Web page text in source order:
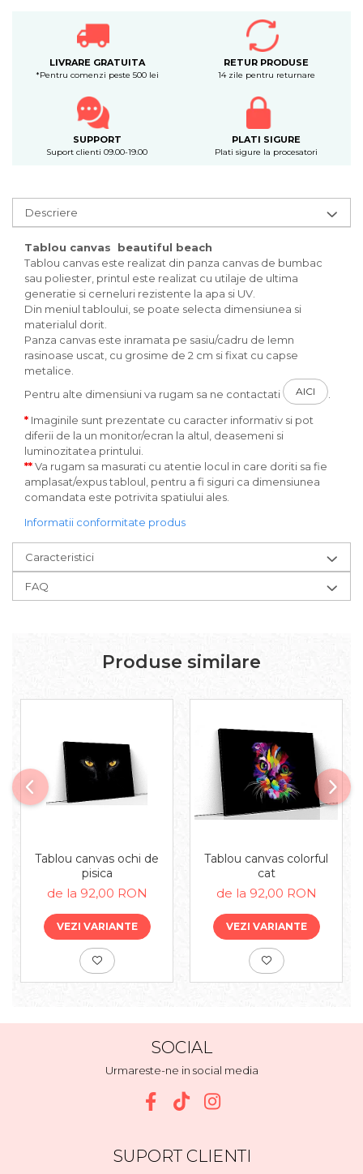
LIVRARE GRATUITA
*Pentru comenzi peste 500 lei
RETUR PRODUSE
14 zile pentru returnare
SUPPORT
Suport clienti 09.00-19.00
PLATI SIGURE
Plati sigure la procesatori
Descriere
Tablou canvas beautiful beach
Tablou canvas este realizat din panza canvas de bumbac
sau poliester, printul este realizat cu utilaje de ultima
generatie si cerneluri rezistente la apa si UV.
Din meniul tabloului, se poate selecta dimensiunea si
materialul dorit.
Panza canvas este inramata pe sasiu/cadru de lemn
rasinoase uscat, cu grosime de 2 cm si fixat cu capse
metalice.
Pentru alte dimensiuni va rugam sa ne contactati
AICI
.
* Imaginile sunt prezentate cu caracter informativ si pot
diferii de la un monitor/ecran la altul, deasemeni si
luminozitatea printului.
**Va rugam sa masurati cu atentie locul in care doriti sa fie
amplasat/expus tabloul, pentru a fi siguri ca dimensiunea
comandata este potrivita spatiului ales.
Informatii conformitate produs
Caracteristici
FAQ
Produse similare
Tablou canvas ochi de
pisica
de la 92,00 RON
VEZI VARIANTE
Tablou canvas colorful
cat
de la 92,00 RON
VEZI VARIANTE
SOCIAL
Urmareste-ne in social media
SUPORT CLIENTI